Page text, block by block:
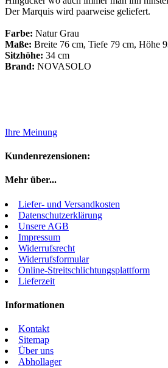
Der Marquis wird paarweise geliefert.
Farbe: Natur Grau
Maße: Breite 76 cm, Tiefe 79 cm, Höhe
Sitzhöhe: 34 cm
Brand: NOVASOLO
Ihre Meinung
Kundenrezensionen:
Mehr über...
Liefer- und Versandkosten
Datenschutzerklärung
Unsere AGB
Impressum
Widerrufsrecht
Widerrufsformular
Online-Streitschlichtungsplattform
Lieferzeit
Informationen
Kontakt
Sitemap
Über uns
Abhollager